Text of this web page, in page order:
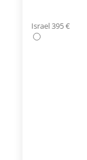
Israel 395 €